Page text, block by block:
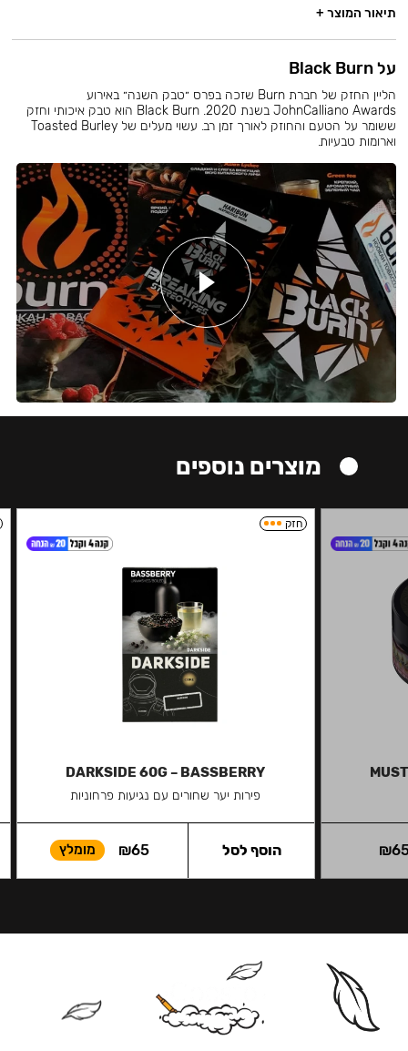
תיאור המוצר +
על Black Burn
הליין החזק של חברת Burn שזכה בפרס ״טבק השנה״ באירוע
JohnCalliano Awards בשנת 2020. Black Burn הוא טבק איכותי וחזק
ששומר על הטעם והחוזק לאורך זמן רב. עשוי מעלים של Toasted Burley
וארומות טבעיות.
מוצרים נוספים
₪
חזק
DARKSIDE 60G – BASSBERRY
פירות יער שחורים עם נגיעות פרחוניות
₪65 מומלץ הוסף לסל